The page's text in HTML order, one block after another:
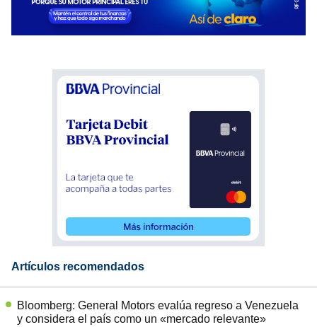
Artículos recomendados
Bloomberg: General Motors evalúa regreso a Venezuela
y considera el país como un «mercado relevante»